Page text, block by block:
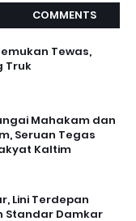
COMMENTS
Tewas,
Truk
Mahakam dan
Seruan Tegas
Kaltim
Lini Terdepan
Standar Damkar